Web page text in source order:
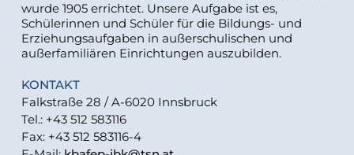
wurde 1905 errichtet. Unsere Aufgabe ist es,
Schülerinnen und Schüler für die Bildungs- und
Erziehungsaufgaben in außerschulischen und
außerfamiliären Einrichtungen auszubilden.
KONTAKT
Falkstraße 28 / A-6020 Innsbruck
Tel.: +43 512 583116
Fax: +43 512 583116-4